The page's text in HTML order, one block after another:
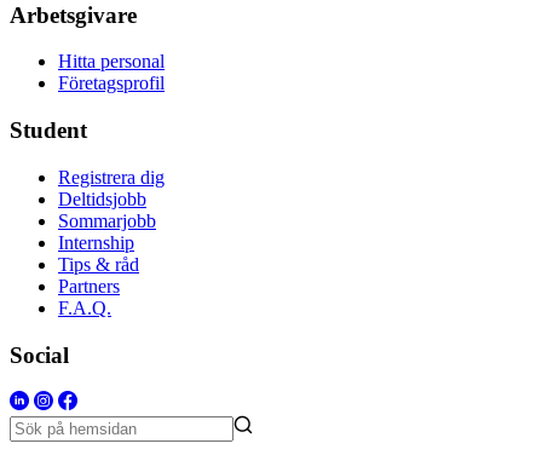
Arbetsgivare
Hitta personal
Företagsprofil
Student
Registrera dig
Deltidsjobb
Sommarjobb
Internship
Tips & råd
Partners
F.A.Q.
Social